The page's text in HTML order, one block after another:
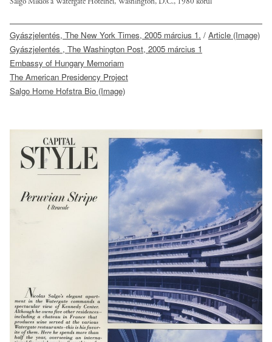
Gyászjelentés, The New York Times, 2005 március 1. / Article (Image)
Gyászjelentés , The Washington Post, 2005 március 1
Embassy of Hungary Memoriam
The American Presidency Project
Salgo Home Hofstra Bio (Image)